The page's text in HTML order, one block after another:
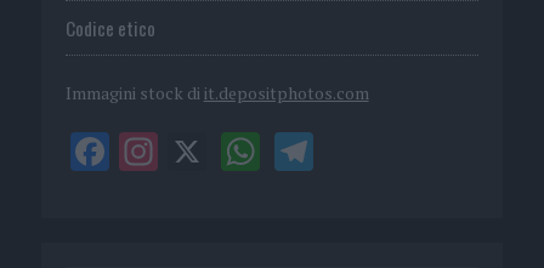
Codice etico
Immagini stock di it.depositphotos.com